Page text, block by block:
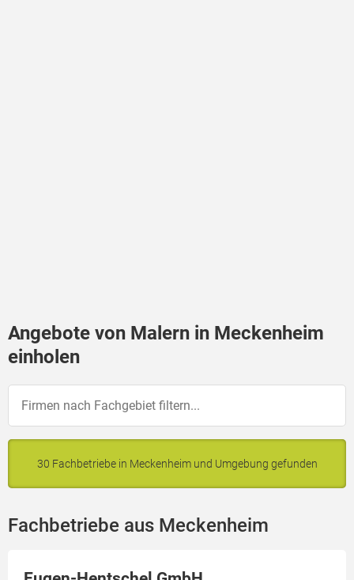
Angebote von Malern in Meckenheim
einholen
30 Fachbetriebe in Meckenheim und Umgebung gefunden
Fachbetriebe aus Meckenheim